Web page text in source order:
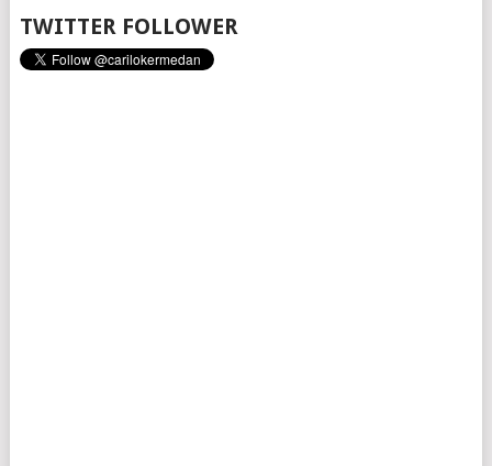
TWITTER FOLLOWER